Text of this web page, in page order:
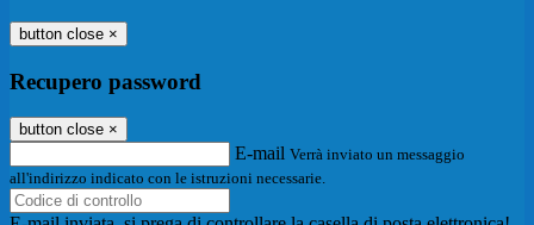
button close ×
Recupero password
button close ×
E-mail Verrà inviato un messaggio
all'indirizzo indicato con le istruzioni necessarie.